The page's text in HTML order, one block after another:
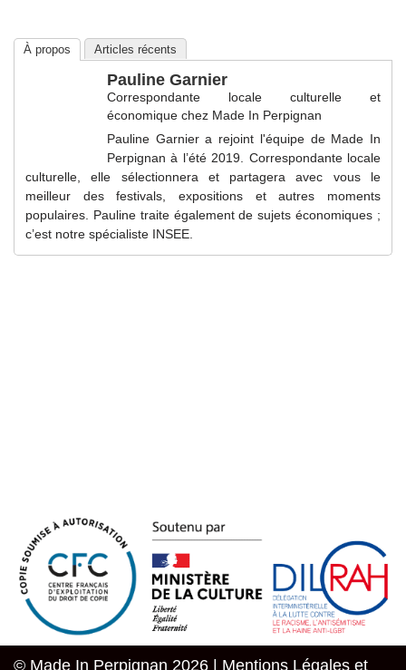
À propos Articles récents
Pauline Garnier
Correspondante locale culturelle et
économique chez Made In Perpignan
Pauline Garnier a rejoint l'équipe de Made In
Perpignan à l’été 2019. Correspondante locale
culturelle, elle sélectionnera et partagera avec vous le
meilleur des festivals, expositions et autres moments
populaires. Pauline traite également de sujets économiques ;
c’est notre spécialiste INSEE.
© Made In Perpignan 2026 | Mentions Légales et